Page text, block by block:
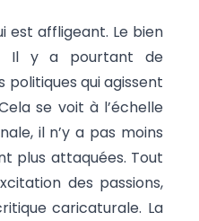
est affligeant. Le bien
Il y a pourtant de
qui agissent
se voit à l’échelle
il n’y a pas moins
plus attaquées. Tout
des passions,
caricaturale. La